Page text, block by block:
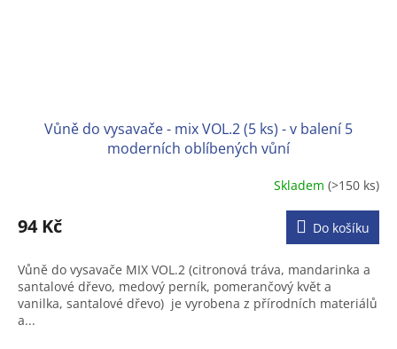
Vůně do vysavače - mix VOL.2 (5 ks) - v balení 5
moderních oblíbených vůní
produktu
je
z
5
hvězdiček.
Skladem(>150 ks)
94 Kč Do košíku
Vůně do vysavače MIX VOL.2 (citronová tráva, mandarinka a
santalové dřevo, medový perník, pomerančový květ a
vanilka, santalové dřevo) je vyrobena z přírodních materiálů
a...